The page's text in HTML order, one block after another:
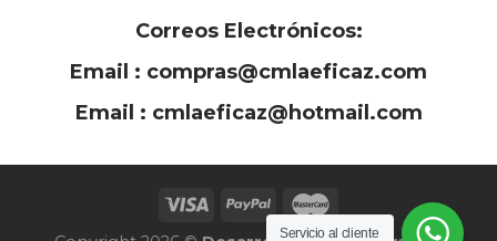
Correos Electrónicos:
Email : compras@cmlaeficaz.com
Email : cmlaeficaz@hotmail.com
Servicio al cliente